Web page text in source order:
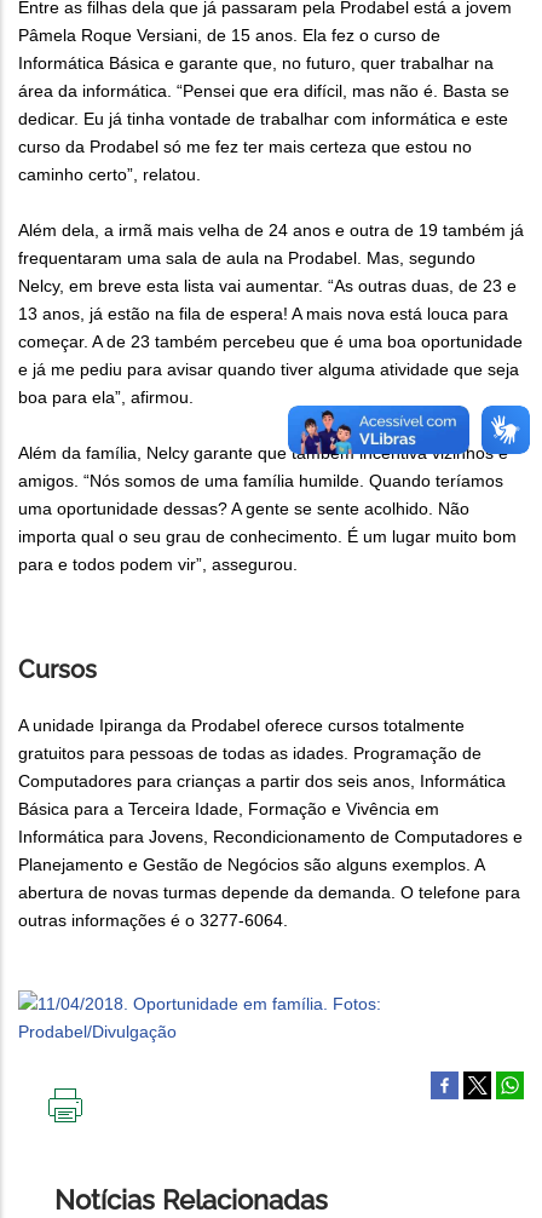
Entre as filhas dela que já passaram pela Prodabel está a jovem
Pâmela Roque Versiani, de 15 anos. Ela fez o curso de
Informática Básica e garante que, no futuro, quer trabalhar na
área da informática. “Pensei que era difícil, mas não é. Basta se
dedicar. Eu já tinha vontade de trabalhar com informática e este
curso da Prodabel só me fez ter mais certeza que estou no
caminho certo”, relatou.
Além dela, a irmã mais velha de 24 anos e outra de 19 também já
frequentaram uma sala de aula na Prodabel. Mas, segundo
Nelcy, em breve esta lista vai aumentar. “As outras duas, de 23 e
13 anos, já estão na fila de espera! A mais nova está louca para
começar. A de 23 também percebeu que é uma boa oportunidade
e já me pediu para avisar quando tiver alguma atividade que seja
boa para ela”, afirmou.
Além da família, Nelcy garante que também incentiva vizinhos e
amigos. “Nós somos de uma família humilde. Quando teríamos
uma oportunidade dessas? A gente se sente acolhido. Não
importa qual o seu grau de conhecimento. É um lugar muito bom
para e todos podem vir”, assegurou.
Cursos
A unidade Ipiranga da Prodabel oferece cursos totalmente
gratuitos para pessoas de todas as idades. Programação de
Computadores para crianças a partir dos seis anos, Informática
Básica para a Terceira Idade, Formação e Vivência em
Informática para Jovens, Recondicionamento de Computadores e
Planejamento e Gestão de Negócios são alguns exemplos. A
abertura de novas turmas depende da demanda. O telefone para
outras informações é o 3277-6064.
Notícias Relacionadas